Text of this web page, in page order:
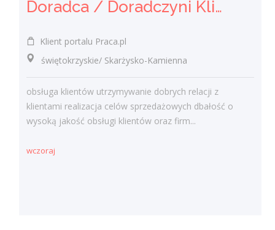
Doradca / Doradczyni Klienta (bankowość)
Klient portalu Praca.pl
świętokrzyskie/ Skarżysko-Kamienna
obsługa klientów utrzymywanie dobrych relacji z
klientami realizacja celów sprzedażowych dbałość o
wysoką jakość obsługi klientów oraz firm...
wczoraj